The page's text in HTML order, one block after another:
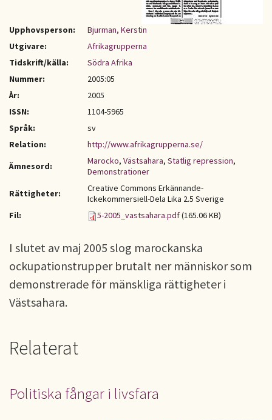
Upphovsperson:
Bjurman, Kerstin
Utgivare:
Afrikagrupperna
Tidskrift/källa:
Södra Afrika
Nummer:
2005:05
År:
2005
ISSN:
1104-5965
Språk:
sv
Relation:
http://www.afrikagrupperna.se/
Ämnesord:
Marocko, Västsahara, Statlig repression,
Demonstrationer
Rättigheter:
Creative Commons Erkännande-
Ickekommersiell-Dela Lika 2.5 Sverige
Fil:
5-2005_vastsahara.pdf(165.06 KB)
I slutet av maj 2005 slog marockanska
ockupationstrupper brutalt ner människor som
demonstrerade för mänskliga rättigheter i
Västsahara.
Relaterat
Politiska fångar i livsfara